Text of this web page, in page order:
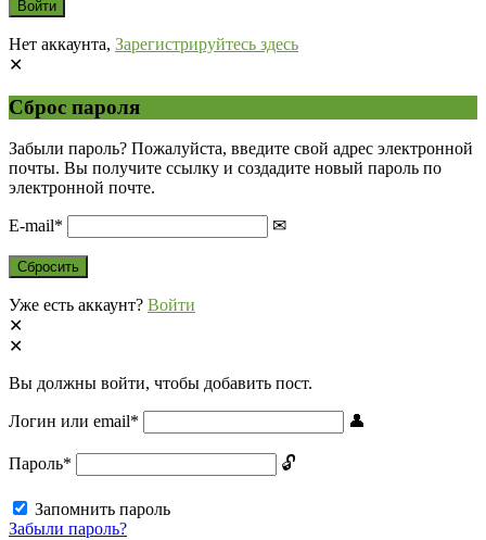
Нет аккаунта, Зарегистрируйтесь здесь
Сброс пароля
Забыли пароль? Пожалуйста, введите свой адрес электронной
почты. Вы получите ссылку и создадите новый пароль по
электронной почте.
E-mail*
Уже есть аккаунт? Войти
Вы должны войти, чтобы добавить пост.
Логин или email*
Пароль*
Запомнить пароль
Забыли пароль?